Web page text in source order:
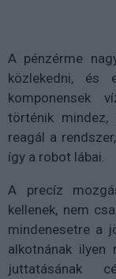
A pénzérme
közlekedni,
komponensek
történik
reagál a
így a robot lábai.
A precíz
kellenek, nem
mindenesetre a
alkotnának ilyen
juttatásának